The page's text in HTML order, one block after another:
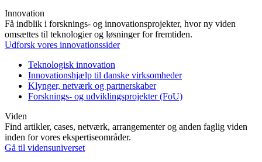
Innovation
Få indblik i forsknings- og innovationsprojekter, hvor ny viden
omsættes til teknologier og løsninger for fremtiden.
Udforsk vores innovationssider
Teknologisk innovation
Innovationshjælp til danske virksomheder
Klynger, netværk og partnerskaber
Forsknings- og udviklingsprojekter (FoU)
Viden
Find artikler, cases, netværk, arrangementer og anden faglig viden
inden for vores ekspertiseområder.
Gå til vidensuniverset